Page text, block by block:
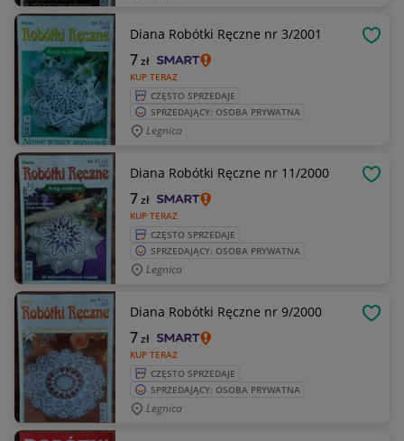
Diana Robótki Ręczne nr 3/2001
KUP TERAZ
7zł
CZĘSTO SPRZEDAJE
SPRZEDAJĄCY: OSOBA PRYWATNA
Legnica
Diana Robótki Ręczne nr 11/2000
KUP TERAZ
7zł
CZĘSTO SPRZEDAJE
SPRZEDAJĄCY: OSOBA PRYWATNA
Legnica
Diana Robótki Ręczne nr 9/2000
KUP TERAZ
7zł
CZĘSTO SPRZEDAJE
SPRZEDAJĄCY: OSOBA PRYWATNA
Legnica